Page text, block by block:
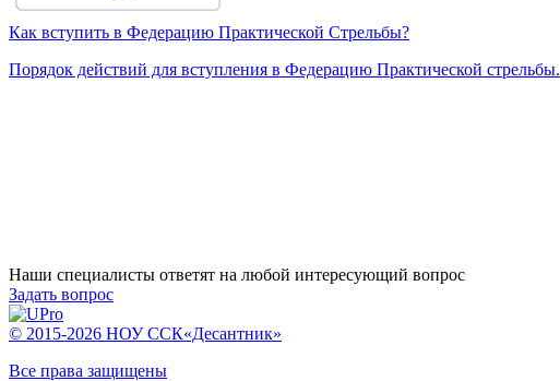
Как вступить в Федерацию Практической Стрельбы?
Порядок действий для вступления в Федерацию Практической стрельбы.
Наши специалисты ответят на любой интересующий вопрос
Задать вопрос
© 2015-2026 НОУ ССК«Десантник»
Все права защищены